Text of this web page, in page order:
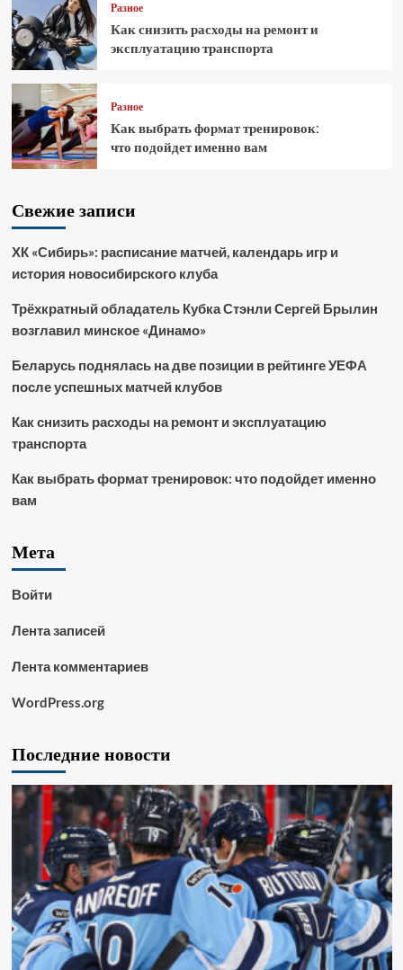
Разное
Как снизить расходы на ремонт и
эксплуатацию транспорта
Разное
Как выбрать формат тренировок:
что подойдет именно вам
Свежие записи
ХК «Сибирь»: расписание матчей, календарь игр и
история новосибирского клуба
Трёхкратный обладатель Кубка Стэнли Сергей Брылин
возглавил минское «Динамо»
Беларусь поднялась на две позиции в рейтинге УЕФА
после успешных матчей клубов
Как снизить расходы на ремонт и эксплуатацию
транспорта
Как выбрать формат тренировок: что подойдет именно
вам
Мета
Войти
Лента записей
Лента комментариев
WordPress.org
Последние новости